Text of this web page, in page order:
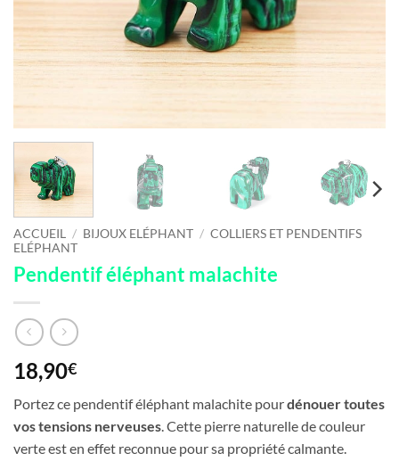
ACCUEIL / BIJOUX ELÉPHANT / COLLIERS ET PENDENTIFS
ELÉPHANT
Pendentif éléphant malachite
18,90€
Portez ce pendentif éléphant malachite pourdénouer toutes
vos tensions nerveuses. Cette pierre naturelle de couleur
verte est en effet reconnue pour sa propriété calmante.